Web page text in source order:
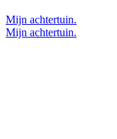
Mijn achtertuin.
Mijn achtertuin.